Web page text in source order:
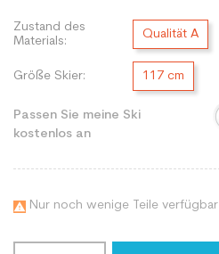
Zustand des
Materials:
Qualität A
Größe Skier: 117 cm
Passen Sie meine Ski
kostenlos an
 Nur noch wenige Teile verfügbar